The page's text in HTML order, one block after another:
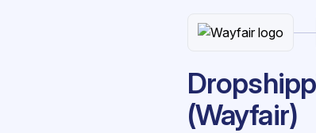
(Wayfair)